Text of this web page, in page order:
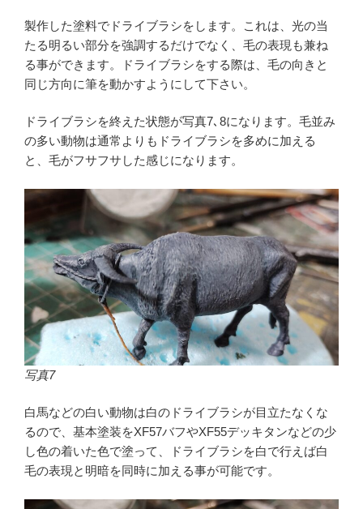
製作した塗料でドライブラシをします。これは、光の当
たる明るい部分を強調するだけでなく、毛の表現も兼ね
る事ができます。ドライブラシをする際は、毛の向きと
同じ方向に筆を動かすようにして下さい。
ドライブラシを終えた状態が写真7､8になります。毛並み
の多い動物は通常よりもドライブラシを多めに加える
と、毛がフサフサした感じになります。
写真7
白馬などの白い動物は白のドライブラシが目立たなくな
るので、基本塗装をXF57バフやXF55デッキタンなどの少
し色の着いた色で塗って、ドライブラシを白で行えば白
毛の表現と明暗を同時に加える事が可能です。